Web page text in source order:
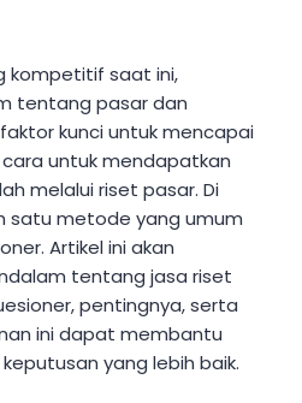
kompetitif saat ini,
tentang pasar dan
kunci untuk mencapai
untuk mendapatkan
melalui riset pasar. Di
satu metode yang umum
Artikel ini akan
tentang jasa riset
pentingnya, serta
ini dapat membantu
yang lebih baik.